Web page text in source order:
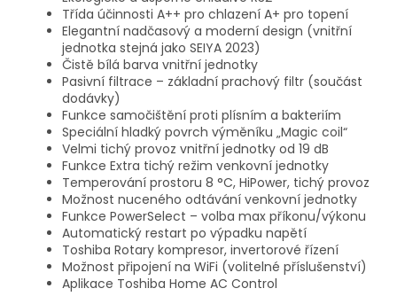
Třída účinnosti A++ pro chlazení A+ pro topení
Elegantní nadčasový a moderní design (vnitřní
jednotka stejná jako SEIYA 2023)
Čistě bílá barva vnitřní jednotky
Pasivní filtrace – základní prachový filtr (součást
dodávky)
Funkce samočištění proti plísním a bakteriím
Speciální hladký povrch výměníku „Magic coil“
Velmi tichý provoz vnitřní jednotky od 19 dB
Funkce Extra tichý režim venkovní jednotky
Temperování prostoru 8 °C, HiPower, tichý provoz
Možnost nuceného odtávání venkovní jednotky
Funkce PowerSelect – volba max příkonu/výkonu
Automatický restart po výpadku napětí
Toshiba Rotary kompresor, invertorové řízení
Možnost připojení na WiFi (volitelné příslušenství)
Aplikace Toshiba Home AC Control